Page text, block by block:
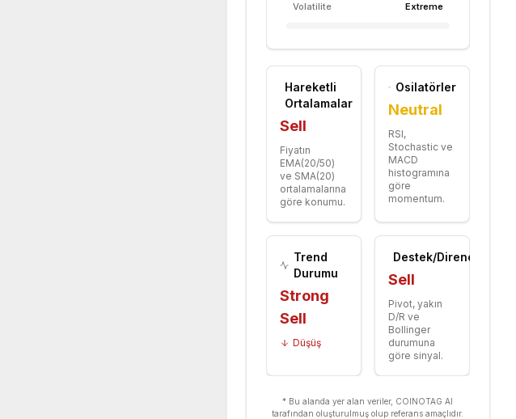
Volatilite
Extreme
Hareketli
Ortalamalar
Sell
Fiyatın
EMA(20/50)
ve SMA(20)
ortalamalarına
göre konumu.
Osilatörler
Neutral
RSI,
Stochastic ve
MACD
histogramına
göre
momentum.
Trend
Durumu
Strong
Sell
Düşüş
Destek/Direnç
Sell
Pivot, yakın
D/R ve
Bollinger
durumuna
göre sinyal.
* Bu alanda yer alan veriler, COINOTAG AI
tarafından oluşturulmuş olup referans amaçlıdır.